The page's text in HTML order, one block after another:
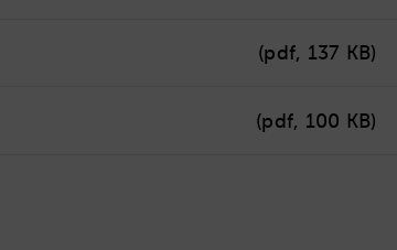
(pdf, 137 KB)
(pdf, 100 KB)